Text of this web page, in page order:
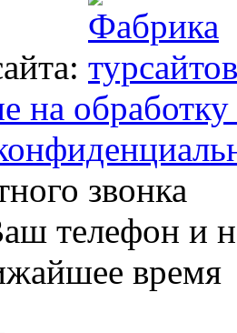
на
звонка
телефон и
время